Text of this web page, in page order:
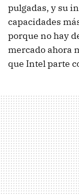
pulgadas, y su
capacidades
porque no hay
mercado ahora
que Intel parte